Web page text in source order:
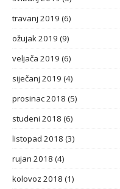
travanj 2019 (6)
ožujak 2019 (9)
veljača 2019 (6)
siječanj 2019 (4)
prosinac 2018 (5)
studeni 2018 (6)
listopad 2018 (3)
rujan 2018 (4)
kolovoz 2018 (1)